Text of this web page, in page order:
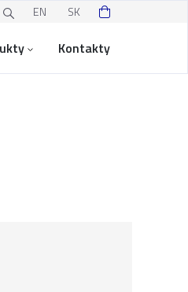
EN SK
Kontakty